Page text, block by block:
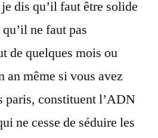
dis qu’il faut être solide
ne faut pas
de quelques mois ou
an même si vous avez
paris, constituent l’ADN
ne cesse de séduire les